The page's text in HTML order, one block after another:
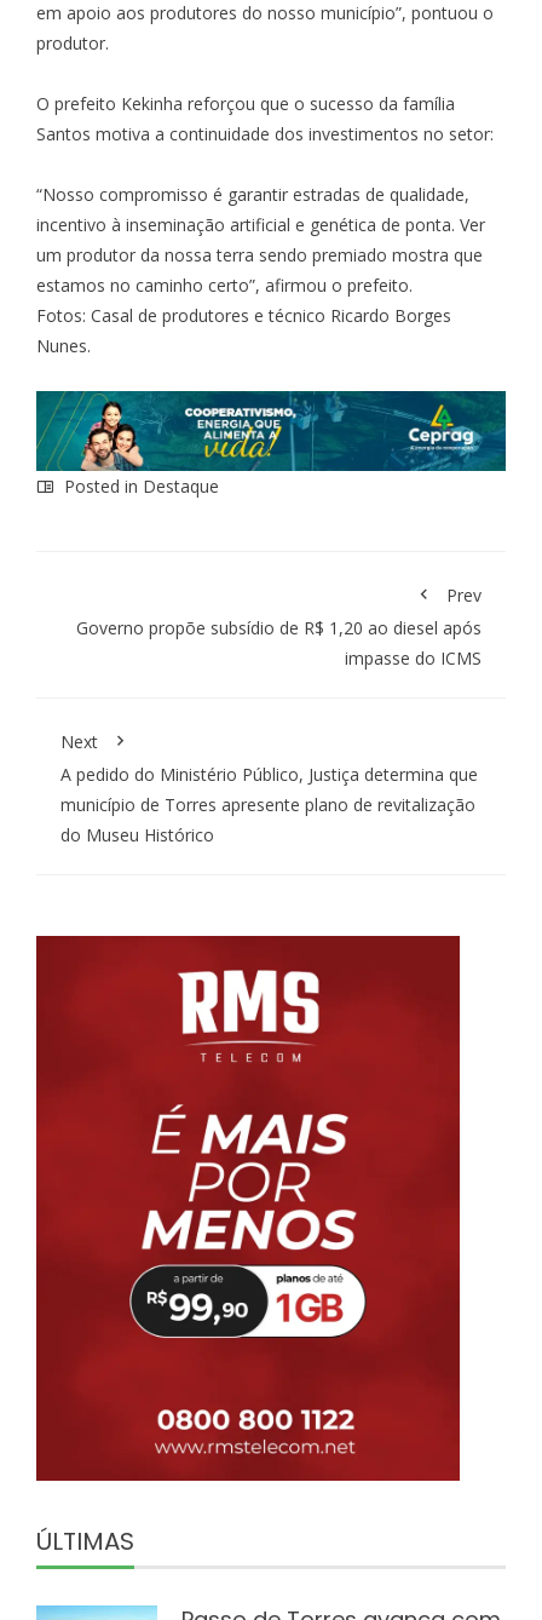
em apoio aos produtores do nosso município”, pontuou o
produtor.
O prefeito Kekinha reforçou que o sucesso da família
Santos motiva a continuidade dos investimentos no setor:
“Nosso compromisso é garantir estradas de qualidade,
incentivo à inseminação artificial e genética de ponta. Ver
um produtor da nossa terra sendo premiado mostra que
estamos no caminho certo”, afirmou o prefeito.
Fotos: Casal de produtores e técnico Ricardo Borges
Nunes.
Posted in Destaque
Prev
Governo propõe subsídio de R$ 1,20 ao diesel após
impasse do ICMS
Next
A pedido do Ministério Público, Justiça determina que
município de Torres apresente plano de revitalização
do Museu Histórico
ÚLTIMAS